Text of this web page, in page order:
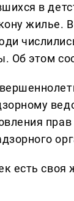
в
жилье.
Об этом
есть